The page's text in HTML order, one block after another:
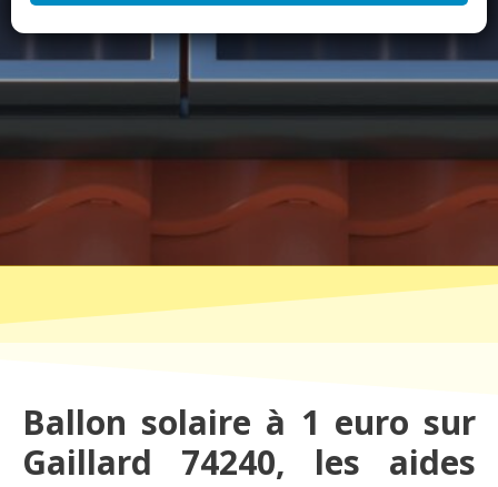
Ballon solaire à 1 euro sur
Gaillard 74240, les aides